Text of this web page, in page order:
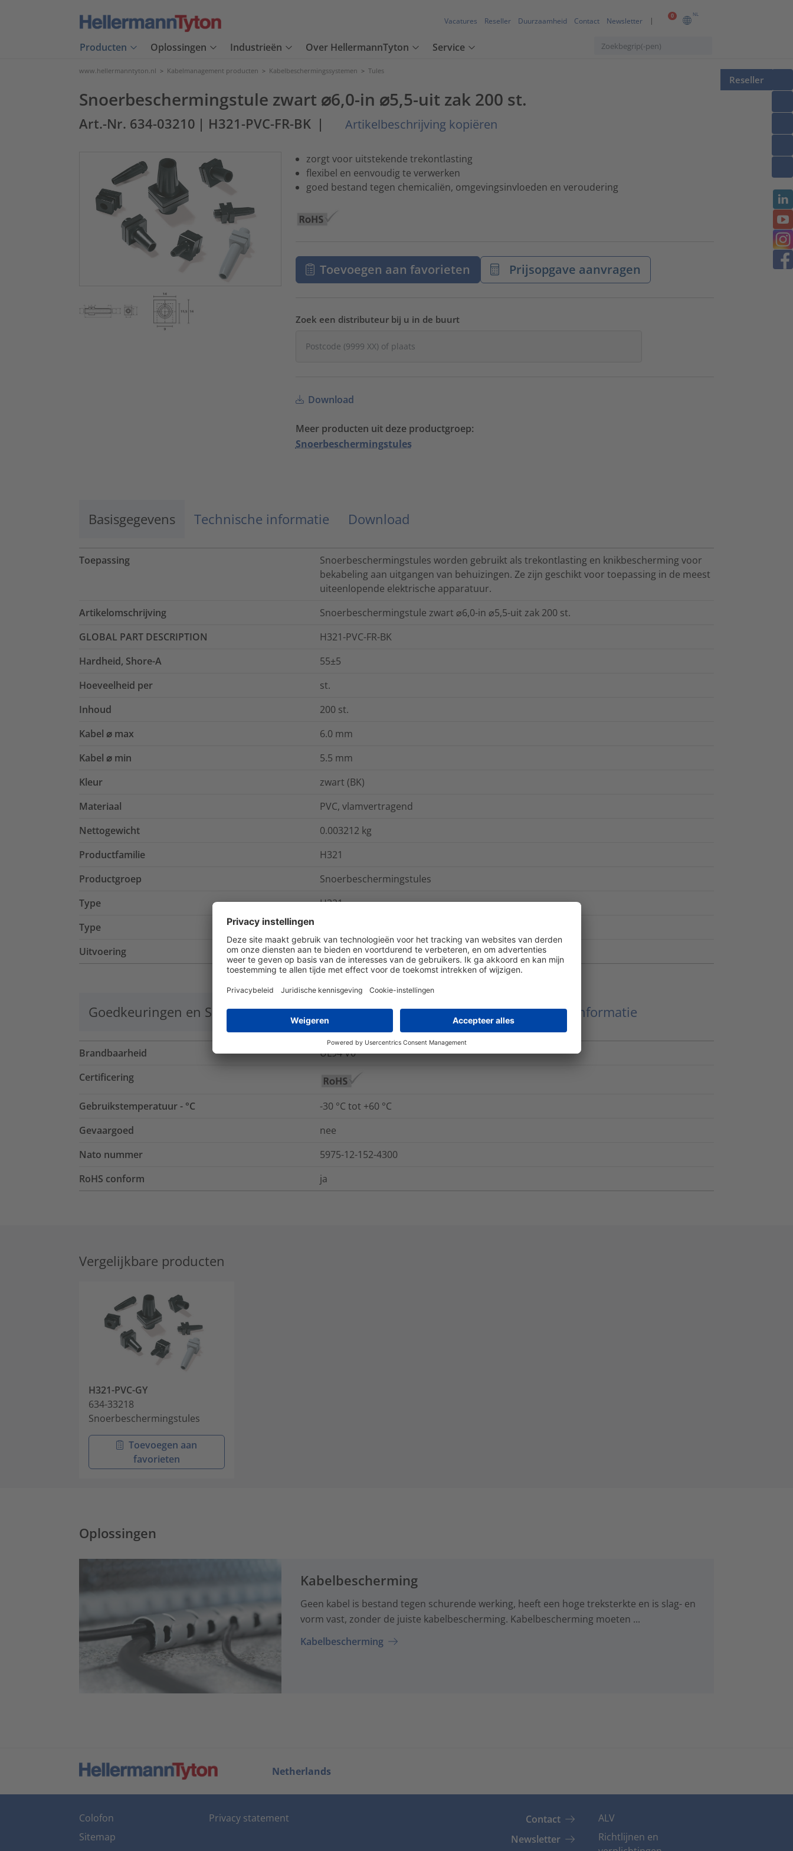
0 NL
Vacatures Reseller Duurzaamheid Contact Newsletter
Producten Oplossingen Industrieën Over HellermannTyton Service
Reseller
www.hellermanntyton.nl > Kabelmanagement producten > Kabelbeschermingssystemen > Tules
Snoerbeschermingstule zwart ⌀6,0-in ⌀5,5-uit zak 200 st.
Art.-Nr. 634-03210 | H321-PVC-FR-BK | Artikelbeschrijving kopiëren
zorgt voor uitstekende trekontlasting
flexibel en eenvoudig te verwerken
goed bestand tegen chemicaliën, omgevingsinvloeden en veroudering
Toevoegen aan favorieten Prijsopgave aanvragen
Zoek een distributeur bij u in de buurt
Download
Meer producten uit deze productgroep:
Snoerbeschermingstules
Basisgegevens Technische informatie Download
Toepassing
Snoerbeschermingstules worden gebruikt als trekontlasting en knikbescherming voor
bekabeling aan uitgangen van behuizingen. Ze zijn geschikt voor toepassing in de meest
uiteenlopende elektrische apparatuur.
Artikelomschrijving
Snoerbeschermingstule zwart ⌀6,0-in ⌀5,5-uit zak 200 st.
GLOBAL PART DESCRIPTION
H321-PVC-FR-BK
Hardheid, Shore-A
55±5
Hoeveelheid per
st.
Inhoud
200 st.
Kabel ⌀ max
6.0 mm
Kabel ⌀ min
5.5 mm
Kleur
zwart (BK)
Materiaal
PVC, vlamvertragend
Nettogewicht
0.003212 kg
Productfamilie
H321
Productgroep
Snoerbeschermingstules
Type
H321
Type
Uitvoering
open
Goedkeuringen en Specificaties Logistieke- en verpakkingsinformatie Meer informatie
Brandbaarheid
UL94 V0
Certificering
Gebruikstemperatuur - °C
-30 °C tot +60 °C
Gevaargoed
nee
Nato nummer
5975-12-152-4300
RoHS conform
ja
Vergelijkbare producten
H321-PVC-GY
634-33218
Snoerbeschermingstules
Toevoegen aan
favorieten
Oplossingen
Kabelbescherming
Geen kabel is bestand tegen schurende werking, heeft een hoge treksterkte en is slag- en
vorm vast, zonder de juiste kabelbescherming. Kabelbescherming moeten ...
Kabelbescherming
Netherlands
Colofon
Sitemap
Privacy statement
Contact
Newsletter
ALV
Richtlijnen en